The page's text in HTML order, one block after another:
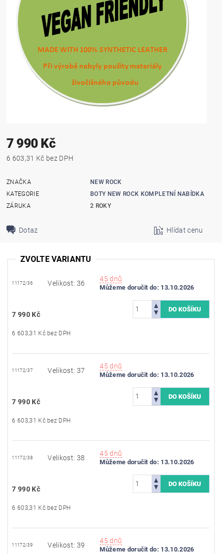
7 990 Kč
6 603,31 Kč bez DPH
ZNAČKA
NEW ROCK
KATEGORIE
BOTY NEW ROCK KOMPLETNÍ NABÍDKA
ZÁRUKA
2 ROKY
Dotaz Hlídat cenu
ZVOLTE VARIANTU
11172/36 Velikost: 36
45 dnů
Můžeme doručit do: 13.10.2026
7 990 Kč
6 603,31 Kč bez DPH
11172/37 Velikost: 37
45 dnů
Můžeme doručit do: 13.10.2026
7 990 Kč
6 603,31 Kč bez DPH
11172/38 Velikost: 38
45 dnů
Můžeme doručit do: 13.10.2026
7 990 Kč
6 603,31 Kč bez DPH
11172/39 Velikost: 39
45 dnů
Můžeme doručit do: 13.10.2026